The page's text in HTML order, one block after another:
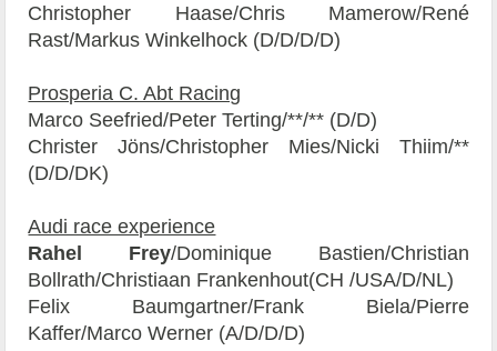
Christopher Haase/Chris Mamerow/René
Rast/Markus Winkelhock (D/D/D/D)
Prosperia C. Abt Racing
Marco Seefried/Peter Terting/**/** (D/D)
Christer Jöns/Christopher Mies/Nicki Thiim/**
(D/D/DK)
Audi race experience
Rahel Frey/Dominique Bastien/Christian
Bollrath/Christiaan Frankenhout(CH /USA/D/NL)
Felix Baumgartner/Frank Biela/Pierre
Kaffer/Marco Werner (A/D/D/D)